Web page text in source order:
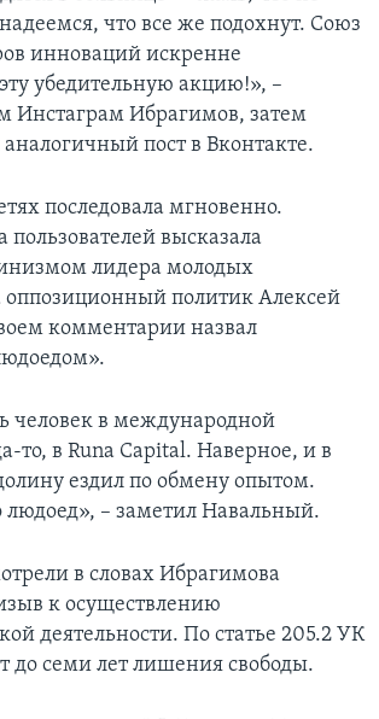
что все же подохнут. Союз
инноваций искренне
убедительную акцию!», –
Инстаграм Ибрагимов, затем
пост в Вконтакте.
последовала мгновенно.
пользователей высказала
лидера молодых
оппозиционный политик Алексей
комментарии назвал
человек в международной
то, в Runa Capital. Наверное, и в
ездил по обмену опытом.
людоед», – заметил Навальный.
в словах Ибрагимова
к осуществлению
деятельности. По статье 205.2 УК
до семи лет лишения свободы.